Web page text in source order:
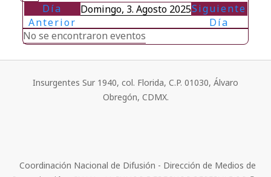
Día
Anterior
Domingo, 3. Agosto 2025Siguiente
Día
No se encontraron eventos
Insurgentes Sur 1940, col. Florida, C.P. 01030, Álvaro
Obregón, CDMX.
Coordinación Nacional de Difusión - Dirección de Medios de